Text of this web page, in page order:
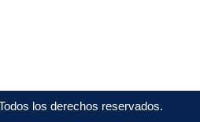
los derechos reservados.